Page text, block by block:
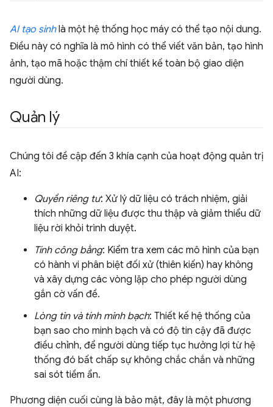
AI tạo sinhlà một hệ thống học máy có thể tạo nội dung.
Điều này có nghĩa là mô hình có thể viết văn bản, tạo hình
ảnh, tạo mã hoặc thậm chí thiết kế toàn bộ giao diện
người dùng.
Quản lý
Chúng tôi đề cập đến 3 khía cạnh của hoạt động quản trị
AI:
Quyền riêng tư: Xử lý dữ liệu có trách nhiệm, giải
thích những dữ liệu được thu thập và giảm thiểu dữ
liệu rời khỏi trình duyệt.
Tính công bằng: Kiểm tra xem các mô hình của bạn
có hành vi phân biệt đối xử (thiên kiến) hay không
và xây dựng các vòng lặp cho phép người dùng
gắn cờ vấn đề.
Lòng tin và tính minh bạch: Thiết kế hệ thống của
bạn sao cho minh bạch và có độ tin cậy đã được
điều chỉnh, để người dùng tiếp tục hưởng lợi từ hệ
thống đó bất chấp sự không chắc chắn và những
sai sót tiềm ẩn.
Phương diện cuối cùng là bảo mật, đây là một phương